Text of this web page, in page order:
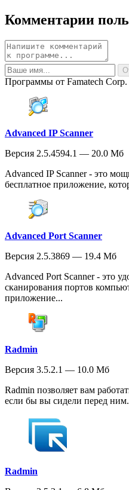
Комментарии
Программы от Famatech Corp.
Advanced IP Scanner
Версия 2.5.4594.1 — 20.0 Мб
Advanced IP Scanner - это
бесплатное приложение,
Advanced Port Scanner
Версия 2.5.3869 — 19.4 Мб
Advanced Port Scanner - это
сканирования портов
приложение...
Radmin
Версия 3.5.2.1 — 10.0 Мб
Radmin позволяет вам
если бы вы сидели перед
Radmin